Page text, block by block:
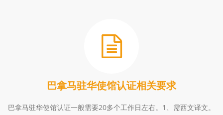
巴拿马驻华使馆认证相关要求
巴拿马驻华使馆认证一般需要20多个工作日左右。1、需西文译文。